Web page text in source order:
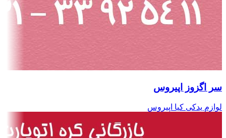
سر اگزوز اپیروس
لوازم یدکی کیا اپیروس